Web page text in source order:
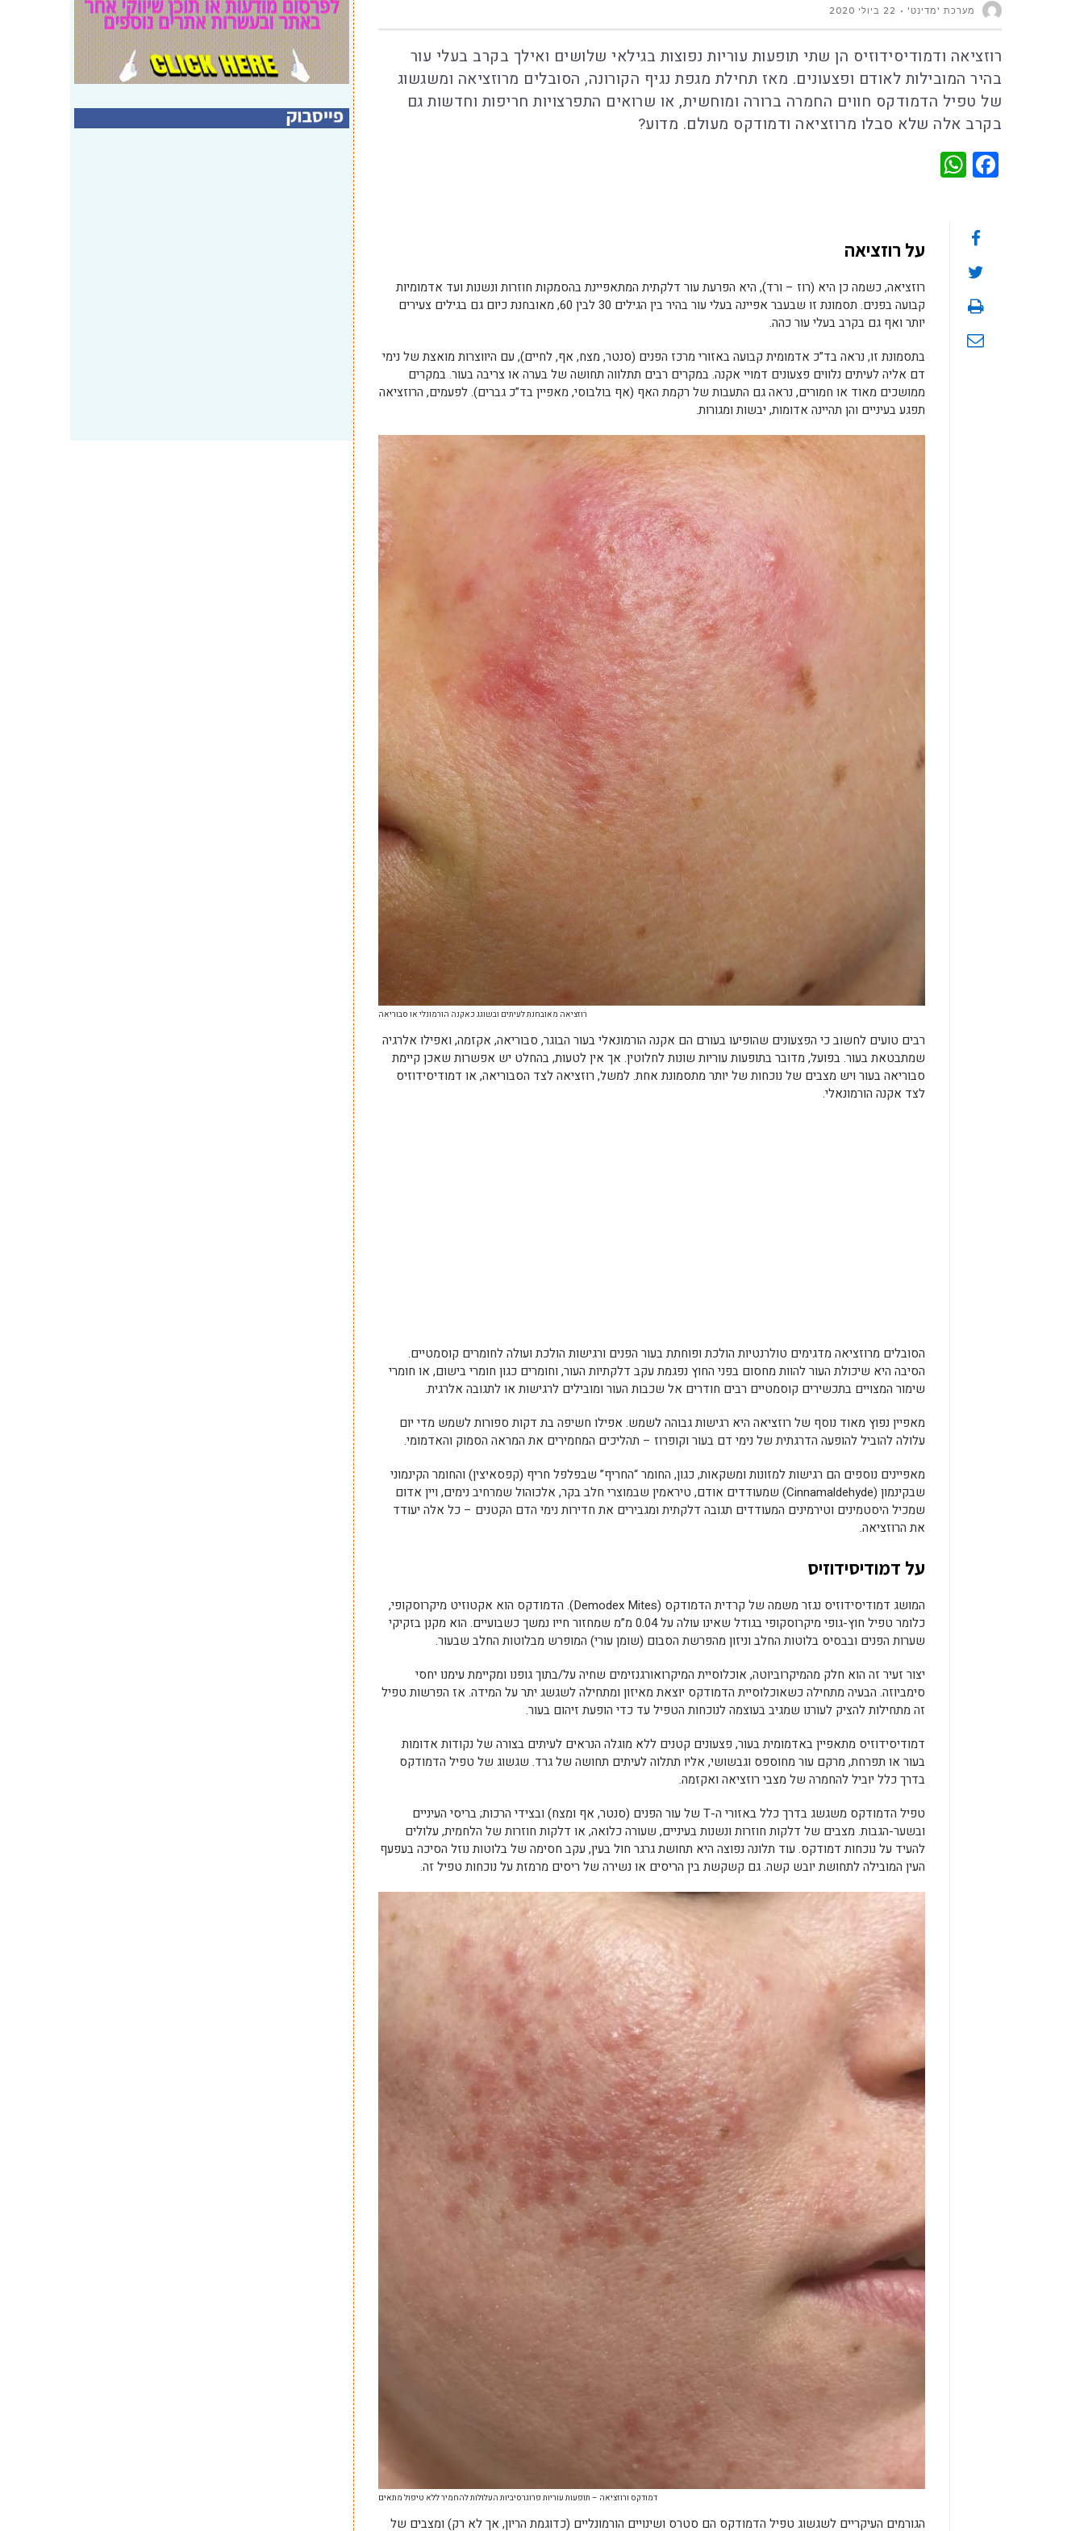
מערכת 'מדינט' 22 ביולי 2020
רוזציאה ודמודיסידוזיס הן שתי תופעות עוריות נפוצות בגילאי שלושים ואילך בקרב בעלי עור
בהיר המובילות לאודם ופצעונים. מאז תחילת מגפת נגיף הקורונה, הסובלים מרוזציאה ומשגשוג
של טפיל הדמודקס חווים החמרה ברורה ומוחשית, או שרואים התפרצויות חריפות וחדשות גם
בקרב אלה שלא סבלו מרוזציאה ודמודקס מעולם. מדוע?
Facebook
על רוזציאה
רוזציאה, כשמה כן היא (רוז – ורד), היא הפרעת עור דלקתית המתאפיינת בהסמקות חוזרות ונשנות ועד אדמומיות
קבועה בפנים. תסמונת זו שבעבר אפיינה בעלי עור בהיר בין הגילים 30 לבין 60, מאובחנת כיום גם בגילים צעירים
יותר ואף גם בקרב בעלי עור כהה.
בתסמונת זו, נראה בד”כ אדמומית קבועה באזורי מרכז הפנים (סנטר, מצח, אף, לחיים), עם היווצרות מואצת של נימי
דם אליה לעיתים נלווים פצעונים דמויי אקנה. במקרים רבים תתלווה תחושה של בערה או צריבה בעור. במקרים
ממושכים מאוד או חמורים, נראה גם התעבות של רקמת האף (אף בולבוסי, מאפיין בד”כ גברים). לפעמים, הרוזציאה
תפגע בעיניים והן תהיינה אדומות, יבשות ומגורות.
רוזציאה מאובחנת לעיתים ובשוגג כאקנה הורמונלי או סבוריאה
רבים טועים לחשוב כי הפצעונים שהופיעו בעורם הם אקנה הורמונאלי בעור הבוגר, סבוריאה, אקזמה, ואפילו אלרגיה
שמתבטאת בעור. בפועל, מדובר בתופעות עוריות שונות לחלוטין. אך אין לטעות, בהחלט יש אפשרות שאכן קיימת
סבוריאה בעור ויש מצבים של נוכחות של יותר מתסמונת אחת. למשל, רוזציאה לצד הסבוריאה, או דמודיסידוזיס
לצד אקנה הורמונאלי.
הסובלים מרוזציאה מדגימים טולרנטיות הולכת ופוחתת בעור הפנים ורגישות הולכת ועולה לחומרים קוסמטיים.
הסיבה היא שיכולת העור להוות מחסום בפני החוץ נפגמת עקב דלקתיות העור, וחומרים כגון חומרי בישום, או חומרי
שימור המצויים בתכשירים קוסמטיים רבים חודרים אל שכבות העור ומובילים לרגישות או לתגובה אלרגית.
מאפיין נפוץ מאוד נוסף של רוזציאה היא רגישות גבוהה לשמש. אפילו חשיפה בת דקות ספורות לשמש מדי יום
עלולה להוביל להופעה הדרגתית של נימי דם בעור וקופרוז – תהליכים המחמירים את המראה הסמוק והאדמומי.
מאפיינים נוספים הם רגישות למזונות ומשקאות, כגון, החומר “החריף” שבפלפל חריף (קפסאיצין) והחומר הקינמוני
שבקינמון (Cinnamaldehyde) שמעודדים אודם, טיראמין שבמוצרי חלב בקר, אלכוהול שמרחיב נימים, ויין אדום
שמכיל היסטמינים וטירמינים המעודדים תגובה דלקתית ומגבירים את חדירות נימי הדם הקטנים – כל אלה יעודד
את הרוזציאה.
על דמודיסידוזיס
המושג דמודיסידוזיס נגזר משמה של קרדית הדמודקס (Demodex Mites). הדמודקס הוא אקטוזיט מיקרוסקופי,
כלומר טפיל חוץ-גופי מיקרוסקופי בגודל שאינו עולה על 0.04 מ”מ שמחזור חייו נמשך כשבועיים. הוא מקנן בזקיקי
שערות הפנים ובבסיס בלוטות החלב וניזון מהפרשת הסבום (שומן עורי) המופרש מבלוטות החלב שבעור.
יצור זעיר זה הוא חלק מהמיקרוביוטה, אוכלוסיית המיקרואורגנזימים שחיה על/בתוך גופנו ומקיימת עימנו יחסי
סימביוזה. הבעיה מתחילה כשאוכלוסיית הדמודקס יוצאת מאיזון ומתחילה לשגשג יתר על המידה. אז הפרשות טפיל
זה מתחילות להציק לעורנו שמגיב בעוצמה לנוכחות הטפיל עד כדי הופעת זיהום בעור.
דמודיסידוזיס מתאפיין באדמומית בעור, פצעונים קטנים ללא מוגלה הנראים לעיתים בצורה של נקודות אדומות
בעור או תפרחת, מרקם עור מחוספס וגבשושי, אליו תתלוה לעיתים תחושה של גרד. שגשוג של טפיל הדמודקס
בדרך כלל יוביל להחמרה של מצבי רוזציאה ואקזמה.
טפיל הדמודקס משגשג בדרך כלל באזורי ה-T של עור הפנים (סנטר, אף ומצח) ובצידי הרכות; בריסי העיניים
ובשער-הגבות. מצבים של דלקות חוזרות ונשנות בעיניים, שעורה כלואה, או דלקות חוזרות של הלחמית, עלולים
להעיד על נוכחות דמודקס. עוד תלונה נפוצה היא תחושת גרגר חול בעין, עקב חסימה של בלוטות נוזל הסיכה בעפעף
העין המובילה לתחושת יובש קשה. גם קשקשת בין הריסים או נשירה של ריסים מרמזת על נוכחות טפיל זה.
דמודקס ורוזציאה – תופעות עוריות פרוגרסיביות העלולות להחמיר ללא טיפול מתאים
הגורמים העיקריים לשגשוג טפיל הדמודקס הם סטרס ושינויים הורמונליים (כדוגמת הריון, אך לא רק) ומצבים של